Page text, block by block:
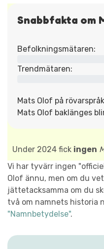
Snabbfakta om
Befolkningsmätaren:
Trendmätaren:
Mats Olof på
Mats Olof baklänges
Under 2024 fick ingen
Vi har tyvärr ingen
Olof ännu, men om du
jättetacksamma om du
två om namnets historia
"Namnbetydelse".